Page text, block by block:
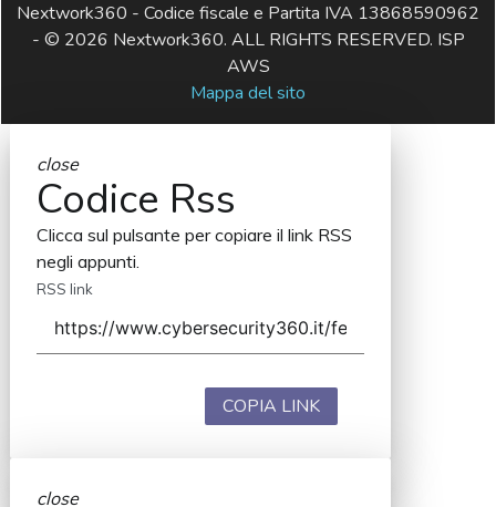
Nextwork360 - Codice fiscale e Partita IVA 13868590962
- © 2026 Nextwork360. ALL RIGHTS RESERVED. ISP
AWS
Mappa del sito
close
Codice Rss
Clicca sul pulsante per copiare il link RSS
negli appunti.
RSS link
COPIA LINK
close